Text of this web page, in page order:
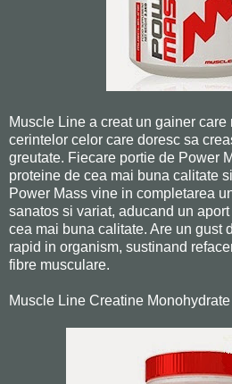
Muscle Line a creat un gainer care
cerintelor celor care doresc sa
greutate. Fiecare portie de Power
proteine de cea mai buna calitate
Power Mass vine in completarea
sanatos si variat, aducand un
cea mai buna calitate. Are un gust
rapid in organism, sustinand
fibre musculare.
Muscle Line Creatine